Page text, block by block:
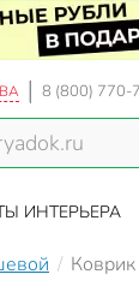
8 (800) 770-
ИНТЕРЬЕРА